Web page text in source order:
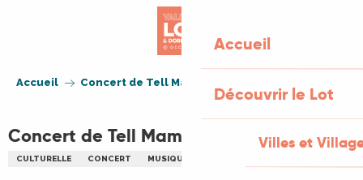
Accueil
Découvrir le Lot
Villes et
Accueil Concert de Tell Mama à la Base de Vers
Concert de Tell Mama à la Base de Vers
CULTURELLE CONCERT MUSIQUE